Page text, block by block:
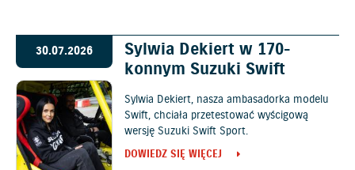
30.07.2026
Sylwia Dekiert w 170-
konnym Suzuki Swift
Sylwia Dekiert, nasza ambasadorka modelu
Swift, chciała przetestować wyścigową
wersję Suzuki Swift Sport.
DOWIEDZ SIĘ WIĘCEJ